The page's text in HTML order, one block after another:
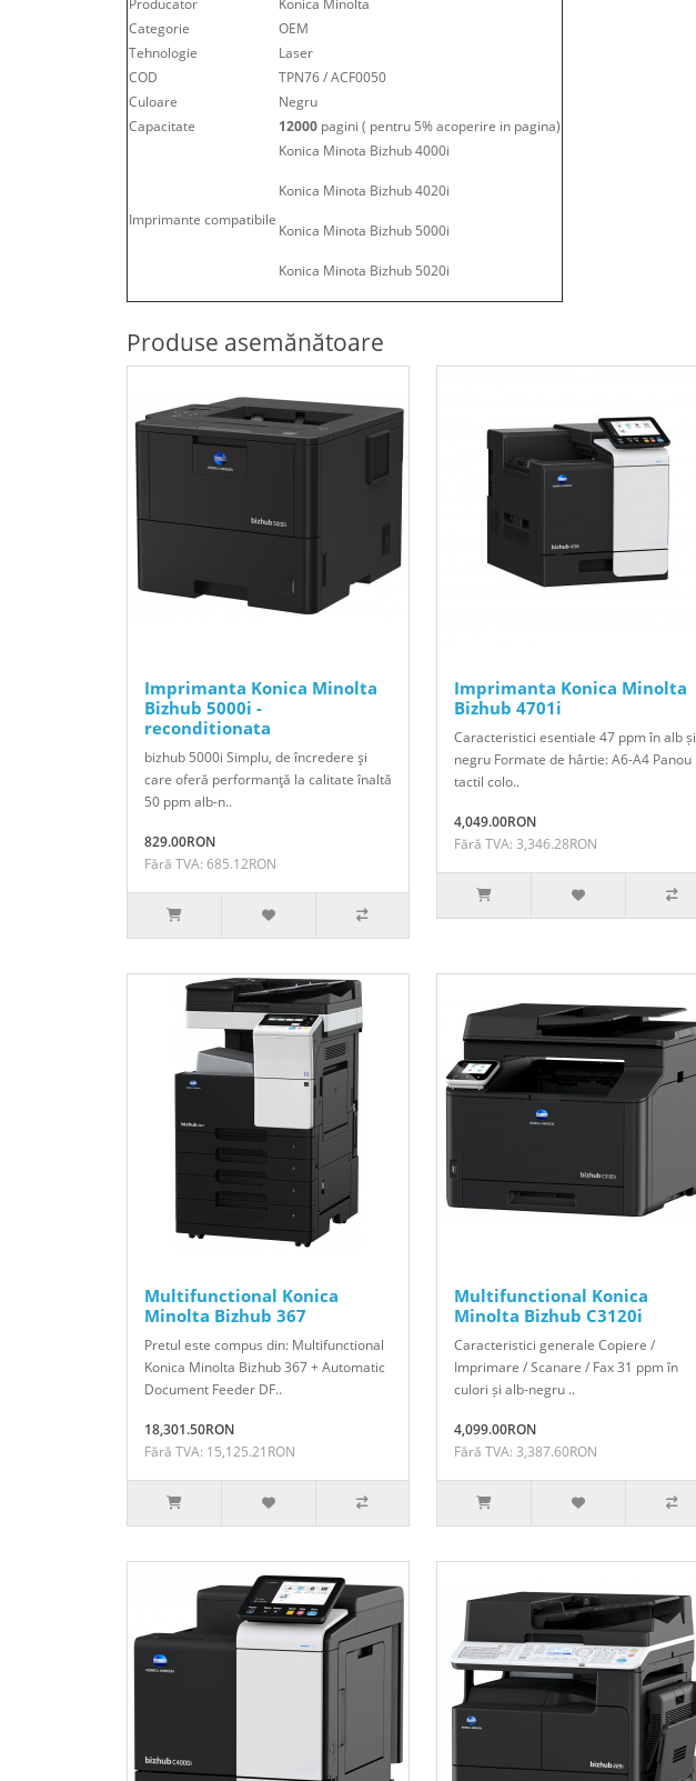
Categorie
OEM
Tehnologie
Laser
COD
TPN76 / ACF0050
Culoare
Negru
Capacitate
12000 pagini ( pentru 5% acoperire in pagina)
Imprimante compatibile
Konica Minota Bizhub 4000i
Konica Minota Bizhub 4020i
Konica Minota Bizhub 5000i
Konica Minota Bizhub 5020i
Produse asemănătoare
Imprimanta Konica Minolta
Bizhub 5000i -
reconditionata
bizhub 5000i Simplu, de încredere şi
care oferă performanţă la calitate înaltă
50 ppm alb-n..
829.00RON
Fără TVA: 685.12RON
Imprimanta Konica Minolta
Bizhub 4701i
Caracteristici esentiale 47 ppm în alb și
negru Formate de hârtie: A6-A4 Panou
tactil colo..
4,049.00RON
Fără TVA: 3,346.28RON
Multifunctional Konica
Minolta Bizhub 367
Pretul este compus din: Multifunctional
Konica Minolta Bizhub 367 + Automatic
Document Feeder DF..
18,301.50RON
Fără TVA: 15,125.21RON
Multifunctional Konica
Minolta Bizhub C3120i
Caracteristici generale Copiere /
Imprimare / Scanare / Fax 31 ppm în
culori și alb-negru ..
4,099.00RON
Fără TVA: 3,387.60RON